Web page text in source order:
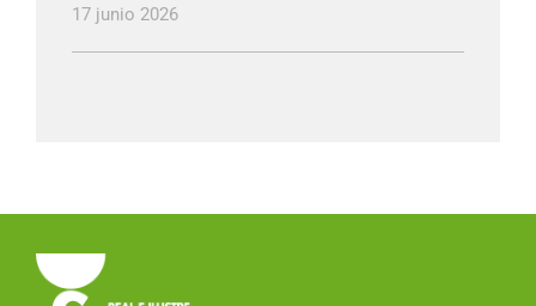
17 junio 2026